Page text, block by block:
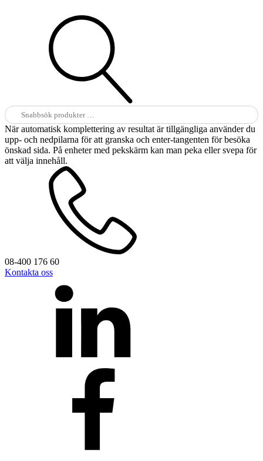
Sök
efter:
När automatisk komplettering av resultat är tillgängliga använder du
upp- och nedpilarna för att granska och enter-tangenten för besöka
önskad sida. På enheter med pekskärm kan man peka eller svepa för
att välja innehåll.
08-400 176 60
Kontakta oss